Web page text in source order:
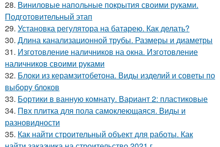
28. Виниловые напольные покрытия своими руками.
Подготовительный этап
29. Установка регулятора на батарею. Как делать?
30. Длина канализационной трубы. Размеры и диаметры
31. Изготовление наличников на окна. Изготовление
наличников своими руками
32. Блоки из керамзитобетона. Виды изделий и советы по
выбору блоков
33. Бортики в ванную комнату. Вариант 2: пластиковые
34. Пвх плитка для пола самоклеющаяся. Виды и
разновидности
35. Как найти строительный объект для работы. Как